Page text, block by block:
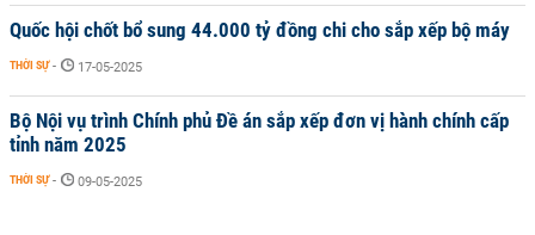
Quốc hội chốt bổ sung 44.000 tỷ đồng chi cho sắp xếp bộ máy
THỜI SỰ - 17-05-2025
Bộ Nội vụ trình Chính phủ Đề án sắp xếp đơn vị hành chính cấp
tỉnh năm 2025
THỜI SỰ - 09-05-2025